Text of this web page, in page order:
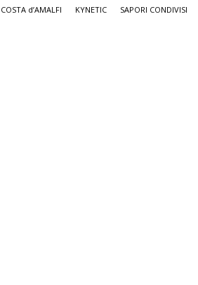
COSTA d’AMALFI KYNETIC SAPORI CONDIVISI